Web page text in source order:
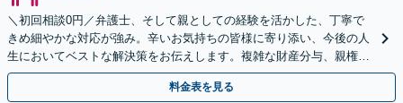
＼初回相談0円／弁護士、そして親としての経験を活かした、丁寧で
きめ細やかな対応が強み。辛いお気持ちの皆様に寄り添い、今後の人
生においてベストな解決策をお伝えします。複雑な財産分与、親権問
題、養育費の交渉、国際離婚などが得意です【日英対応◎】
料金表を見る